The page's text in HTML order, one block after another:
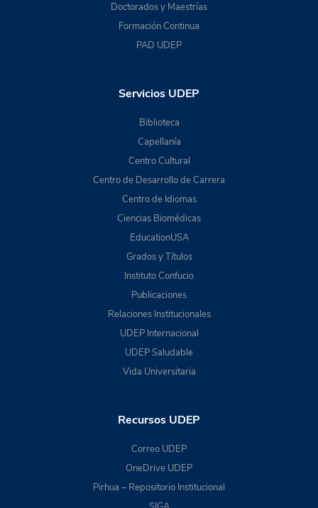
Doctorados y Maestrías
Formación Continua
PAD UDEP
Servicios UDEP
Biblioteca
Capellanía
Centro Cultural
Centro de Desarrollo de Carrera
Centro de Idiomas
Ciencias Biomédicas
EducationUSA
Grados y Títulos
Instituto Confucio
Publicaciones
Relaciones Institucionales
UDEP Internacional
UDEP Saludable
Vida Universitaria
Recursos UDEP
Correo UDEP
OneDrive UDEP
Pirhua – Repositorio Institucional